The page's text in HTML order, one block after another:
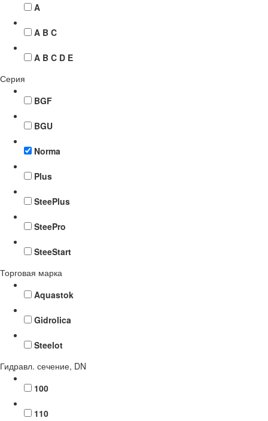
A
A B C
A B C D E
Серия
BGF
BGU
Norma
Plus
SteePlus
SteePro
SteeStart
Торговая марка
Aquastok
Gidrolica
Steelot
Гидравл. сечение, DN
100
110